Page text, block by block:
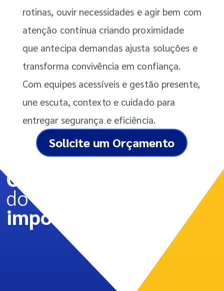
rotinas, ouvir necessidades e agir bem com
atenção contínua criando proximidade
que antecipa demandas ajusta soluções e
transforma convivência em confiança.
Com equipes acessíveis e gestão presente,
une escuta, contexto e cuidado para
entregar segurança e eficiência.
Solicite um Orçamento
Cuidando
do que
importa.